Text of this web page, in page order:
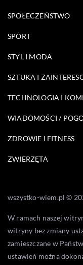
SPOŁECZEŃSTWO
SPORT
STYL I MODA
SZTUKA I
TECHNOLOGIA I
WIADOMOŚCI /
ZDROWIE I FITNESS
ZWIERZĘTA
wszystko-wiem.pl ©
W ramach naszej
witryny bez zmiany
zamieszczane w
ustawień można